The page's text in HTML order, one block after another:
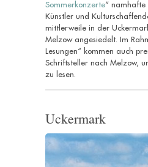
Sommerkonzerte“ namhafte
Künstler und
mittlerweile in der
Melzow angesiedelt. Im
Lesungen“ kommen auch
Schriftsteller nach Melzow,
zu lesen.
Uckermark